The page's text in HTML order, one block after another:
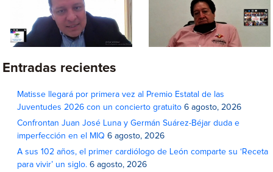
Entradas recientes
Matisse llegará por primera vez al Premio Estatal de las
Juventudes 2026 con un concierto gratuito 6 agosto, 2026
Confrontan Juan José Luna y Germán Suárez-Béjar duda e
imperfección en el MIQ 6 agosto, 2026
A sus 102 años, el primer cardiólogo de León comparte su ‘Receta
para vivir’ un siglo. 6 agosto, 2026